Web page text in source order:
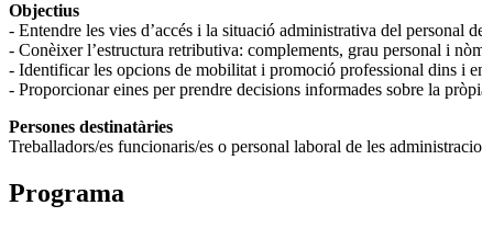
Objectius
- Entendre les vies d’accés i la situació administrativa del personal
- Conèixer l’estructura retributiva: complements, grau personal i
- Identificar les opcions de mobilitat i promoció professional dins i
- Proporcionar eines per prendre decisions informades sobre la
Persones destinatàries
Treballadors/es funcionaris/es o personal laboral de les
Programa